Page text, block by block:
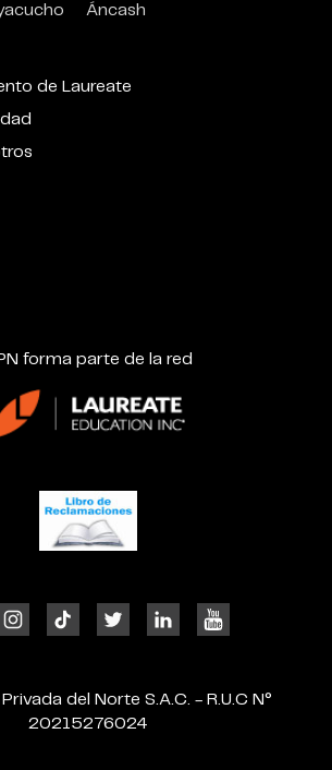
Áncash
de Laureate
forma parte de la red
del Norte S.A.C. - R.U.C N°
20215276024